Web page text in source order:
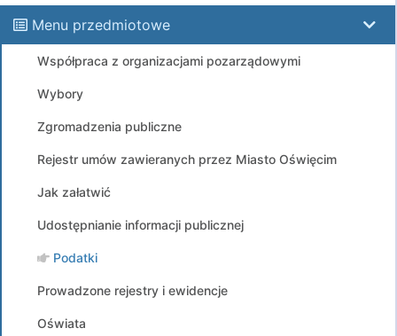
Menu przedmiotowe
Współpraca z organizacjami pozarządowymi
Wybory
Zgromadzenia publiczne
Rejestr umów zawieranych przez Miasto Oświęcim
Jak załatwić
Udostępnianie informacji publicznej
Podatki
Prowadzone rejestry i ewidencje
Oświata